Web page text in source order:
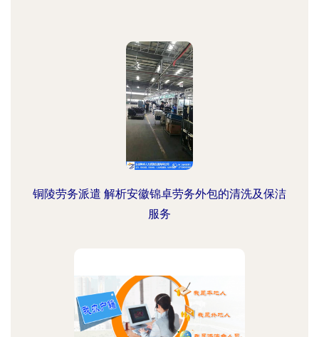
铜陵劳务派遣 解析安徽锦卓劳务外包的清洗及保洁
服务